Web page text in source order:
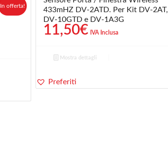
In offerta!
433mHZ DV-2ATD. Per Kit DV-2AT,
DV-10GTD e DV-1A3G
11,50€ IVA Inclusa
Mostra dettagli
Preferiti